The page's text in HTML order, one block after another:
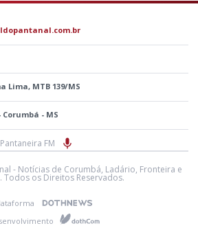
Lima, MTB 139/MS
Corumbá - MS
Pantaneira FM
- Notícias de Corumbá, Ladário, Fronteira e
Todos os Direitos Reservados.